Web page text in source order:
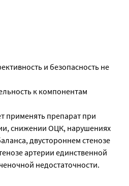
и безопасность не
к компонентам
применять препарат при
снижении ОЦК, нарушениях
двустороннем стенозе
артерии единственной
недостаточности.